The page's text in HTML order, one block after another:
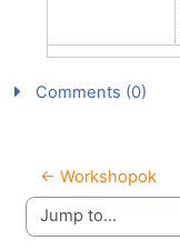
Comments (0)
← Workshopok
Jump to...